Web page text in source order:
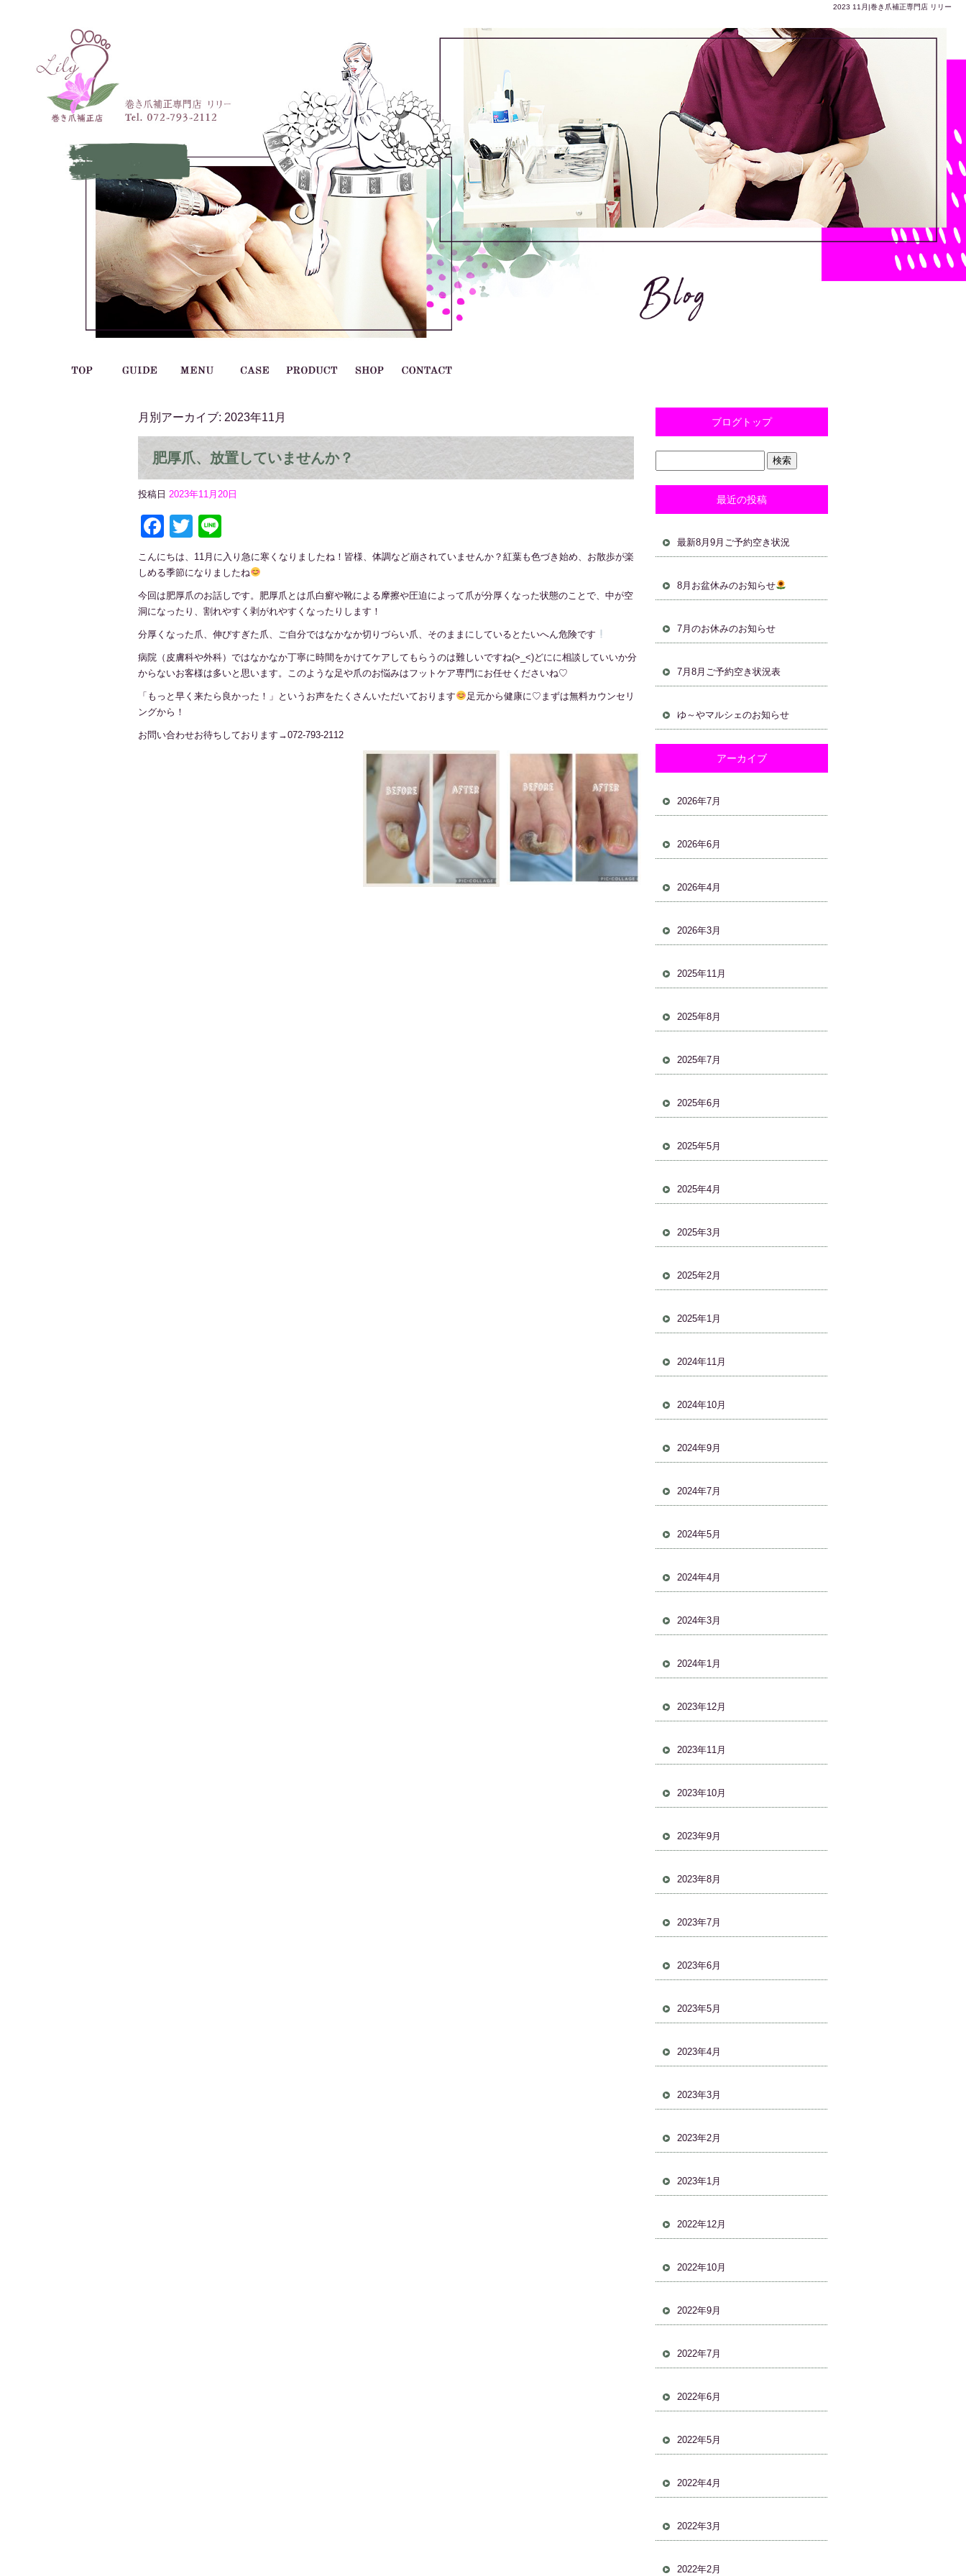
2023 11月|巻き爪補正専門店 リリー
月別アーカイブ: 2023年11月
肥厚爪、放置していませんか？
投稿日 2023年11月20日
Facebook
Twitter
こんにちは、11月に入り急に寒くなりましたね！皆様、体調など崩されていませんか？紅葉も色づき始め、お散歩が楽
しめる季節になりましたね
今回は肥厚爪のお話しです。肥厚爪とは爪白癬や靴による摩擦や圧迫によって爪が分厚くなった状態のことで、中が空
洞になったり、割れやすく剥がれやすくなったりします！
分厚くなった爪、伸びすぎた爪、ご自分ではなかなか切りづらい爪、そのままにしているとたいへん危険です
病院（皮膚科や外科）ではなかなか丁寧に時間をかけてケアしてもらうのは難しいですね(>_<)どにに相談していいか分
からないお客様は多いと思います。このような足や爪のお悩みはフットケア専門にお任せくださいね♡
「もっと早く来たら良かった！」というお声をたくさんいただいております
足元から健康に♡まずは無料カウンセリ
ングから！
お問い合わせお待ちしております→072-793-2112
ブログトップ
最近の投稿
最新8月9月ご予約空き状況
8月お盆休みのお知らせ
7月のお休みのお知らせ
7月8月ご予約空き状況表
ゆ～やマルシェのお知らせ
アーカイブ
2026年7月
2026年6月
2026年4月
2026年3月
2025年11月
2025年8月
2025年7月
2025年6月
2025年5月
2025年4月
2025年3月
2025年2月
2025年1月
2024年11月
2024年10月
2024年9月
2024年7月
2024年5月
2024年4月
2024年3月
2024年1月
2023年12月
2023年11月
2023年10月
2023年9月
2023年8月
2023年7月
2023年6月
2023年5月
2023年4月
2023年3月
2023年2月
2023年1月
2022年12月
2022年10月
2022年9月
2022年7月
2022年6月
2022年5月
2022年4月
2022年3月
2022年2月